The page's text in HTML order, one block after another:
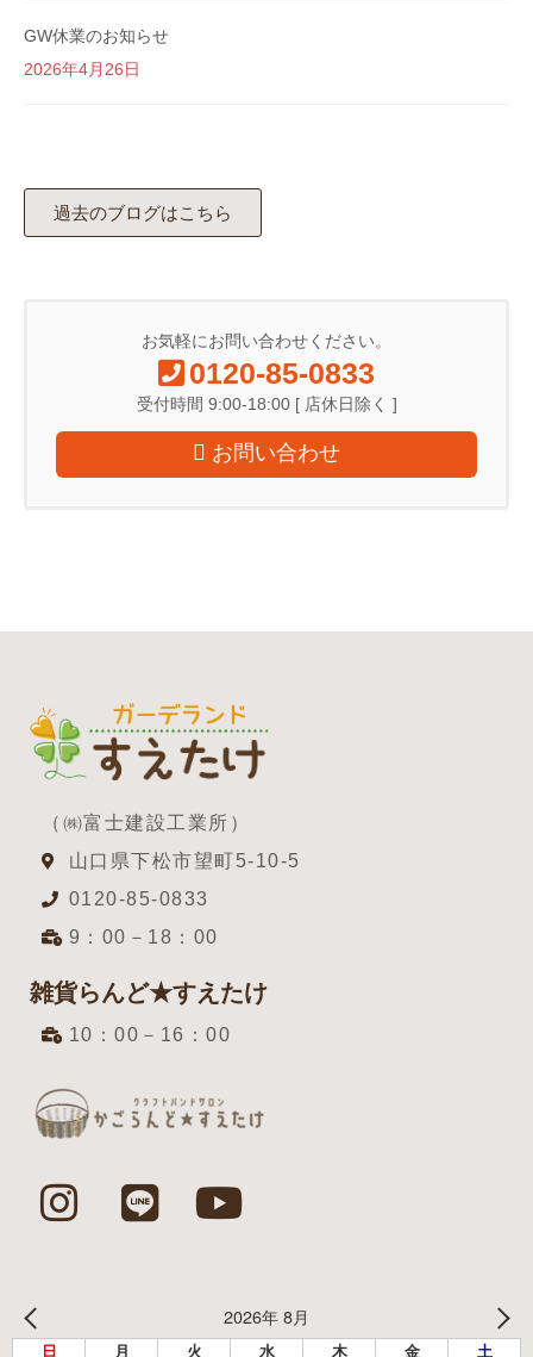
GW休業のお知らせ
2026年4月26日
過去のブログはこちら
お気軽にお問い合わせください。
0120-85-0833
受付時間 9:00-18:00 [ 店休日除く ]
お問い合わせ
（㈱富士建設工業所）
山口県下松市望町5-10-5
0120-85-0833
9：00－18：00
雑貨らんど★すえたけ
10：00－16：00
2026年 8月
日 月 火 水 木 金 土